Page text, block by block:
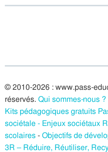
© 2010-2026 : www.pass-
réservés. Qui sommes-nous ?
Kits pédagogiques gratuits
sociétale - Enjeux sociétaux
scolaires-Objectifs de
3R – Réduire, Réutiliser,